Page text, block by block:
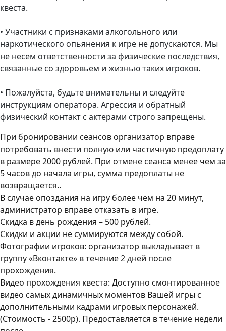
квеста.
• Участники с признаками алкогольного или
наркотического опьянения к игре не допускаются. Мы
не несем ответственности за физические последствия,
связанные со здоровьем и жизнью таких игроков.
• Пожалуйста, будьте внимательны и следуйте
инструкциям оператора. Агрессия и обратный
физический контакт с актерами строго запрещены.
При бронировании сеансов организатор вправе
потребовать внести полную или частичную предоплату
в размере 2000 рублей. При отмене сеанса менее чем за
5 часов до начала игры, сумма предоплаты не
возвращается..
В случае опоздания на игру более чем на 20 минут,
администратор вправе отказать в игре.
Скидка в день рождения – 500 рублей.
Скидки и акции не суммируются между собой.
Фотографии игроков: организатор выкладывает в
группу «Вконтакте» в течение 2 дней после
прохождения.
Видео прохождения квеста: Доступно смонтированное
видео самых динамичных моментов Вашей игры с
дополнительными кадрами игровых персонажей.
(Стоимость - 2500р). Предоставляется в течение недели